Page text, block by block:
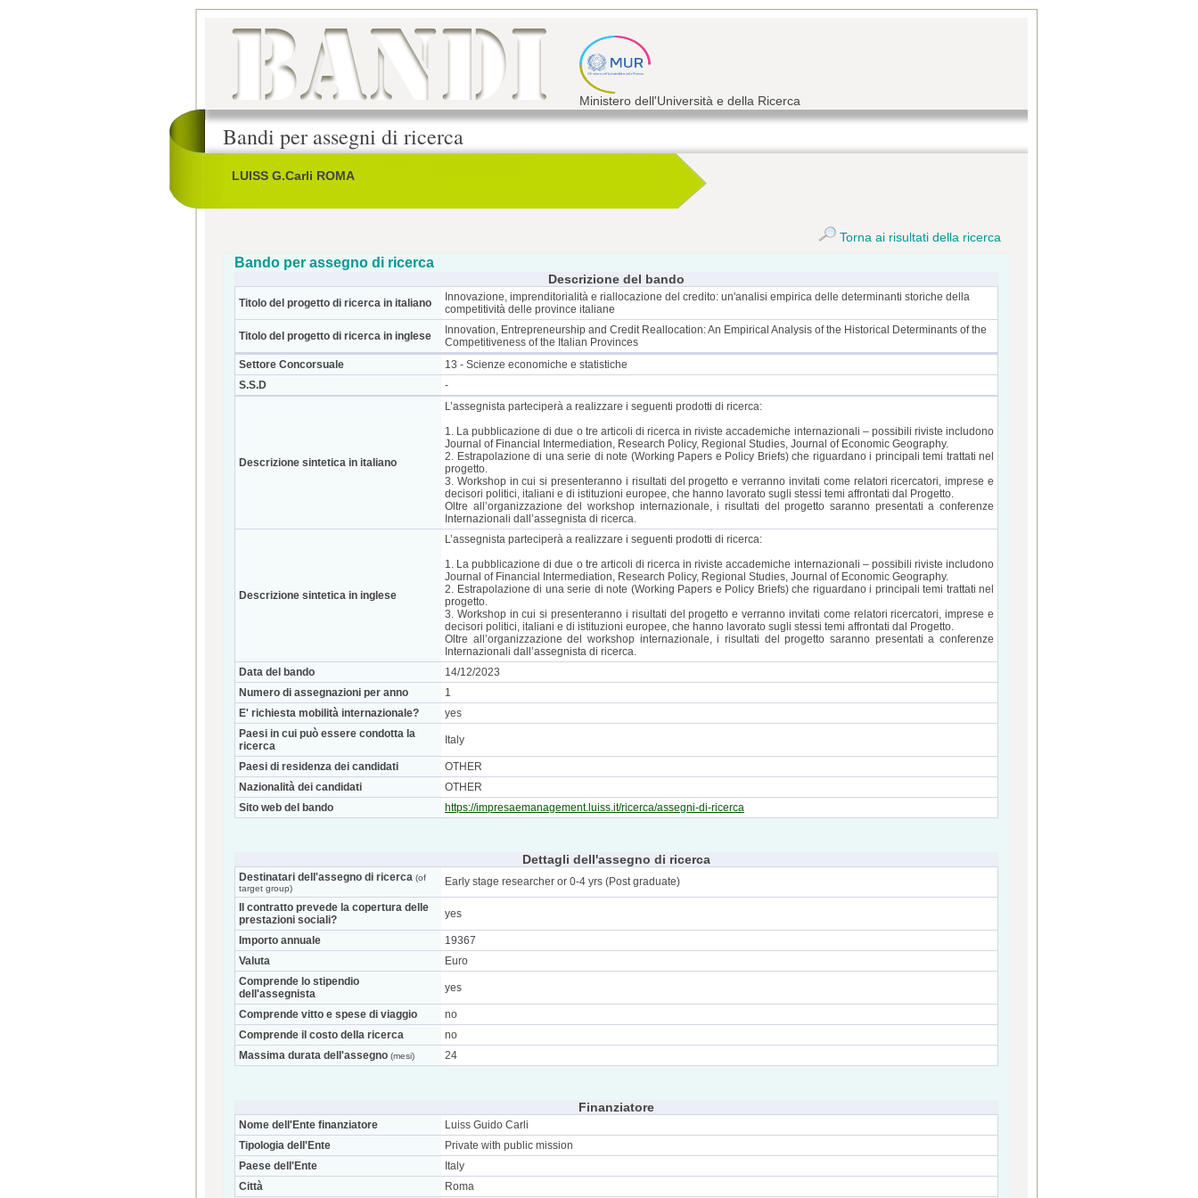
Ministero dell'Università e della Ricerca
Bandi per assegni di ricerca
LUISS G.Carli ROMA
Torna ai risultati della ricerca
Bando per assegno di ricerca
Descrizione del bando
Titolo del progetto di ricerca in italiano
Innovazione, imprenditorialità e riallocazione del credito: un'analisi empirica delle determinanti storiche della
competitività delle province italiane
Titolo del progetto di ricerca in inglese
Innovation, Entrepreneurship and Credit Reallocation: An Empirical Analysis of the Historical Determinants of the
Competitiveness of the Italian Provinces
Settore Concorsuale
13 - Scienze economiche e statistiche
S.S.D
-
Descrizione sintetica in italiano
L’assegnista parteciperà a realizzare i seguenti prodotti di ricerca:
1. La pubblicazione di due o tre articoli di ricerca in riviste accademiche internazionali – possibili riviste includono
Journal of Financial Intermediation, Research Policy, Regional Studies, Journal of Economic Geography.
2. Estrapolazione di una serie di note (Working Papers e Policy Briefs) che riguardano i principali temi trattati nel
progetto.
3. Workshop in cui si presenteranno i risultati del progetto e verranno invitati come relatori ricercatori, imprese e
decisori politici, italiani e di istituzioni europee, che hanno lavorato sugli stessi temi affrontati dal Progetto.
Oltre all’organizzazione del workshop internazionale, i risultati del progetto saranno presentati a conferenze
Internazionali dall’assegnista di ricerca.
Descrizione sintetica in inglese
L’assegnista parteciperà a realizzare i seguenti prodotti di ricerca:
1. La pubblicazione di due o tre articoli di ricerca in riviste accademiche internazionali – possibili riviste includono
Journal of Financial Intermediation, Research Policy, Regional Studies, Journal of Economic Geography.
2. Estrapolazione di una serie di note (Working Papers e Policy Briefs) che riguardano i principali temi trattati nel
progetto.
3. Workshop in cui si presenteranno i risultati del progetto e verranno invitati come relatori ricercatori, imprese e
decisori politici, italiani e di istituzioni europee, che hanno lavorato sugli stessi temi affrontati dal Progetto.
Oltre all’organizzazione del workshop internazionale, i risultati del progetto saranno presentati a conferenze
Internazionali dall’assegnista di ricerca.
Data del bando
14/12/2023
Numero di assegnazioni per anno
1
E' richiesta mobilità internazionale?
yes
Paesi in cui può essere condotta la
ricerca
Italy
Paesi di residenza dei candidati
OTHER
Nazionalità dei candidati
OTHER
Sito web del bando
https://impresaemanagement.luiss.it/ricerca/assegni-di-ricerca
Dettagli dell'assegno di ricerca
Destinatari dell'assegno di ricerca (of
target group)
Early stage researcher or 0-4 yrs (Post graduate)
Il contratto prevede la copertura delle
prestazioni sociali?
yes
Importo annuale
19367
Valuta
Euro
Comprende lo stipendio
dell'assegnista
yes
Comprende vitto e spese di viaggio
no
Comprende il costo della ricerca
no
Massima durata dell'assegno (mesi) 24
Finanziatore
Nome dell'Ente finanziatore
Luiss Guido Carli
Tipologia dell'Ente
Private with public mission
Paese dell'Ente
Italy
Città
Roma